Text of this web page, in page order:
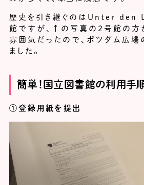
歴史を引き継ぐのはUnter den
館ですが、↑の写真の２号館の方
雰囲気だったので、ポツダム広場
ました。
簡単！国立図書館の利用手順
①登録用紙を提出